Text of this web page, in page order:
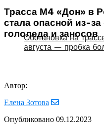
Обстановка на
августа — пробка
Трасса М4 «Дон» в
стала опасной из-
гололеда и заносов
Автор:
Елена Зотова
Опубликовано 09.12.2023